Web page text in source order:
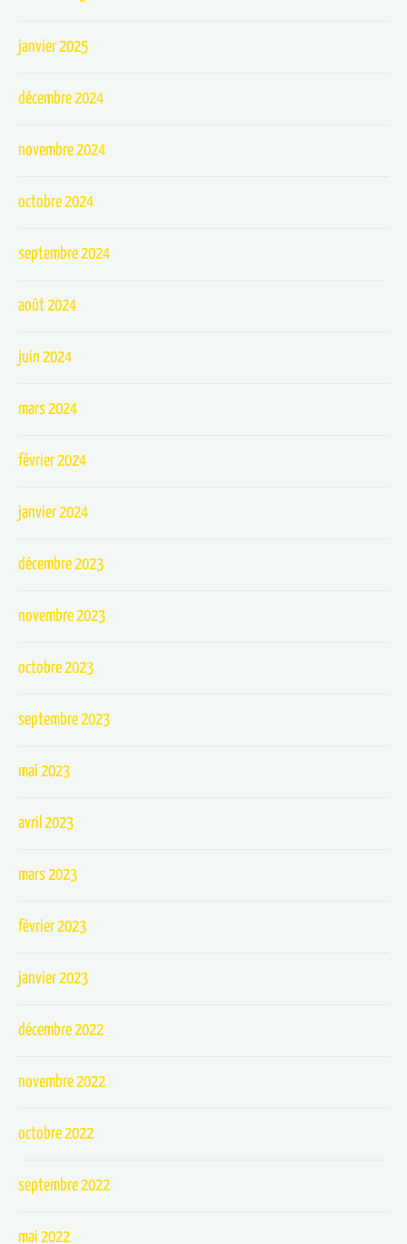
janvier 2025
décembre 2024
novembre 2024
octobre 2024
septembre 2024
août 2024
juin 2024
mars 2024
février 2024
janvier 2024
décembre 2023
novembre 2023
octobre 2023
septembre 2023
mai 2023
avril 2023
mars 2023
février 2023
janvier 2023
décembre 2022
novembre 2022
octobre 2022
septembre 2022
mai 2022